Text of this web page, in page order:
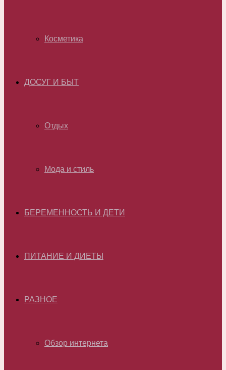
Косметика
ДОСУГ И БЫТ
Отдых
Мода и стиль
БЕРЕМЕННОСТЬ И ДЕТИ
ПИТАНИЕ И ДИЕТЫ
РАЗНОЕ
Обзор интернета